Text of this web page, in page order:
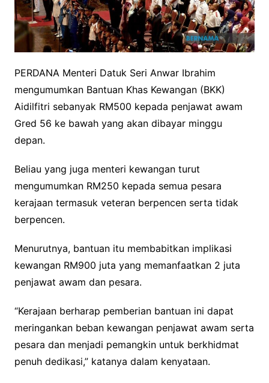
PERDANA Menteri Datuk Seri Anwar Ibrahim
mengumumkan Bantuan Khas Kewangan (BKK)
Aidilfitri sebanyak RM500 kepada penjawat awam
Gred 56 ke bawah yang akan dibayar minggu
depan.
Beliau yang juga menteri kewangan turut
mengumumkan RM250 kepada semua pesara
kerajaan termasuk veteran berpencen serta tidak
berpencen.
Menurutnya, bantuan itu membabitkan implikasi
kewangan RM900 juta yang memanfaatkan 2 juta
penjawat awam dan pesara.
“Kerajaan berharap pemberian bantuan ini dapat
meringankan beban kewangan penjawat awam serta
pesara dan menjadi pemangkin untuk berkhidmat
penuh dedikasi,” katanya dalam kenyataan.